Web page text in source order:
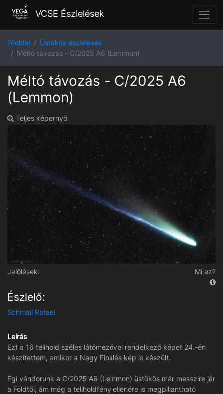
VCSE Észlelések
Főoldal
Üstökös észlelések
Méltó távozás - C/2025 A6 (Lemmon)
Méltó távozás - C/2025 A6
(Lemmon)
Teljes képernyő
Jelölések: Mi ez?
Észlelő:
Schmall Rafael
Leírás
Ezt a 16 telihold széles látómezővel rendelkező képet 24.-én
készítettem, amikor a Nagy Finálés kép is készült.
Égi vándorunk a C/2025 A6 (Lemmon) üstökös már messzire jár
a Földtől, ám még a teliholdfény ellenére is megpillantható